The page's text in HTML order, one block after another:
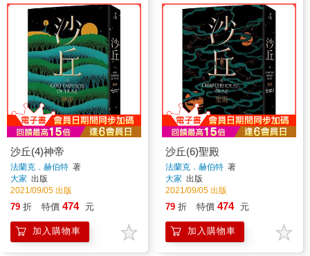
沙丘(4)神帝
法蘭克．赫伯特 著
大家 出版
2021/09/05 出版
79 折 特價 474 元
加入購物車
沙丘(6)聖殿
法蘭克．赫伯特 著
大家 出版
2021/09/05 出版
79 折 特價 474 元
加入購物車